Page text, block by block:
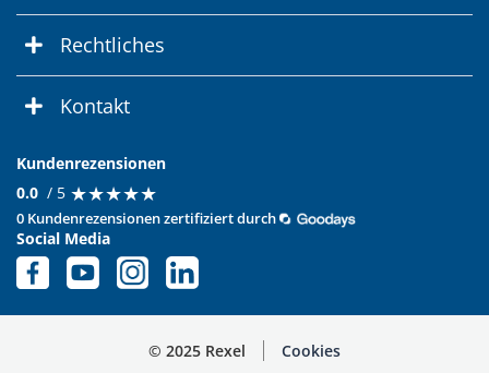
Rechtliches
Kontakt
Kundenrezensionen
0.0 / 5 ★★★★★
★★★★★
0 Kundenrezensionen zertifiziert durch
Social Media
© 2025 Rexel Cookies